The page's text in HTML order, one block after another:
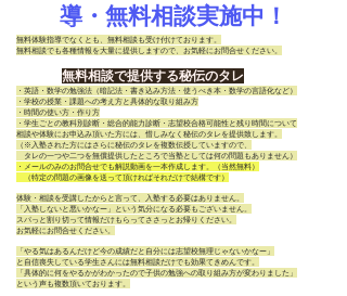
導・無料相談実施中！
無料体験指導でなくとも、無料相談も受け付けております。
無料相談でも各種情報を大量に提供しますので、お気軽にお問合せください。
無料相談で提供する秘伝のタレ
・英語・数学の勉強法（暗記法・書き込み方法・使うべき本・数学の言語化など）
・学校の授業・課題への考え方と具体的な取り組み方
・時間の使い方・作り方
・学生ごとの教科別診断・総合的能力診断・志望校合格可能性と残り時間について
相談や体験にお申込み頂いた方には、惜しみなく秘伝のタレを提供致します。
（※入塾された方にはさらに秘伝のタレを複数伝授していますので、
​ タレの一つや二つを無償提供したところで当塾としては何の問題もありません）
・メールのみのお問合せでも解説動画を一本作成します。（当然無料）
（特定の問題の画像を送って頂ければそれだけで結構です）
体験・相談を受講したからと言って、入塾する必要はありません。
「入塾しないと悪いかなー」という気分になる必要もございません。
スパっと割り切って情報だけもらってささっとお帰りください。
お気軽にお問合せください。
「やる気はあるんだけど今の成績だと自分には志望校無理じゃないかなー」
と自信喪失している学生さんには無料相談だけでも効果てきめんです。
「具体的に何をやるかがわかったので子供の勉強への取り組み方が変わりました」
という声も複数頂いております。